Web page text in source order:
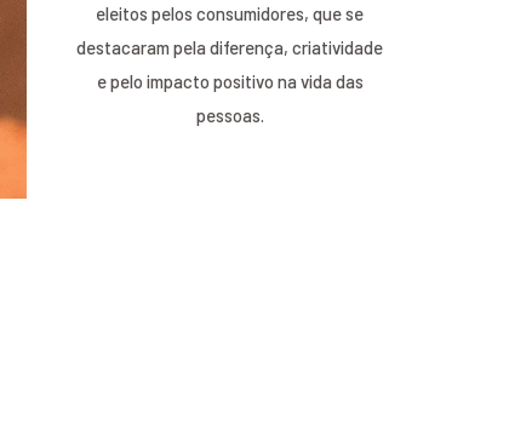
eleitos pelos consumidores, que se
destacaram pela diferença, criatividade
e pelo impacto positivo na vida das
pessoas.